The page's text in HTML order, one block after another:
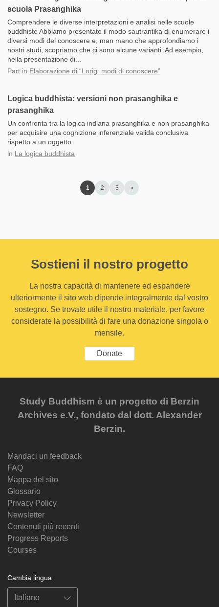
scuola Prasanghika
Comprendere le diverse interpretazioni e analisi nelle scuole
buddhiste Abbiamo presentato il modo sautrantika di enumerare i
diversi modi del conoscere e, man mano che approfondiamo i
nostri studi, scopriamo che ci sono alcune varianti. Ad esempio,
nella presentazione di...
Part in Elaborazione di “Lorig: modi di conoscere”
Logica buddhista: versioni non prasanghika e
prasanghika
Un confronta tra la logica indiana prasanghika e non prasanghika
per acquisire una cognizione inferenziale valida conclusiva
rispetto a un oggetto.
in La logica buddhista
1 2 3 »
Sostieni il nostro progetto
La nostra capacità di mantenere ed espandere
ulteriormente il sito web dipende integralmente dal vostro
sostegno. Se trovate utile il nostro materiale, per favore
considerate la possibilità di fare una donazione singola o
mensile.
Donate
Study Buddhism è un progetto di Berzin
Archives e.V., fondato dal dott. Alexander
Berzin.
Mandaci un feedback
FAQ
Mappa del sito
Glossario
Privacy Policy
Newsletter
Contenuti più recenti
Progress Reports
Courses
Cambia lingua